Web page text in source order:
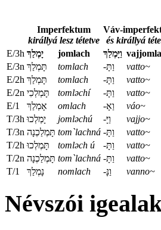
Imperfektum
királlyá lesz tétetve
Váv-
és királlyá
E/3h יָמְלַךְ jomlach וַיָּמְלַךְ
E/3n ‏‏תָּמְלַךְ tomlach -וַתָּ vatto~
E/2h ‏‏תָּמְלַךְ tomlach -וַתָּ vatto~
E/2n תָּמְלְכִי tomləchí -וַתָּ vatto~
E/1 ‏‏‏‏אָמְלַךְ omlach -וַאָ váo~
T/3h ‏‏יָמְלְכוּ jomləchú -וַיָּ vajjo~
T/3n ‏‏תָּמְלַכְנָה tom`lachná -וַתָּ vatto~
T/2h תָּמְלְכוּ‏‏ tomləch ú -וַתָּ vatto~
T/2n ‏‏תָּמְלַכְנָה tom`lachná -וַתָּ vatto~
T/1 נָמְלַךְ‏‏‏‏ nomlach -וַנָּ vanno~
Névszói